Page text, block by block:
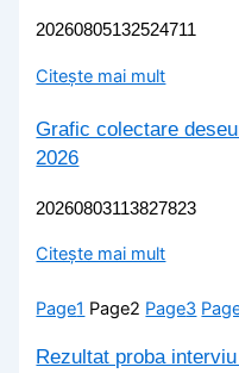
20260805132524711
Citește mai mult
Grafic colectare
2026
20260803113827823
Citește mai mult
Page1 Page2 Page3
Rezultat proba